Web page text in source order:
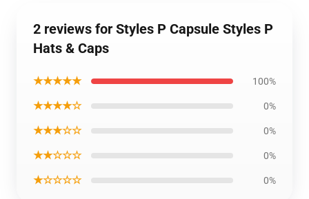
2 reviews for Styles P Capsule Styles P
Hats & Caps
★★★★★ 100%
★★★★☆ 0%
★★★☆☆ 0%
★★☆☆☆ 0%
★☆☆☆☆ 0%